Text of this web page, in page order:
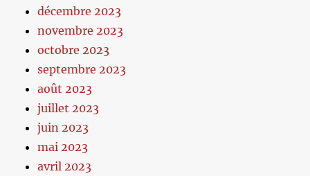
décembre 2023
novembre 2023
octobre 2023
septembre 2023
août 2023
juillet 2023
juin 2023
mai 2023
avril 2023